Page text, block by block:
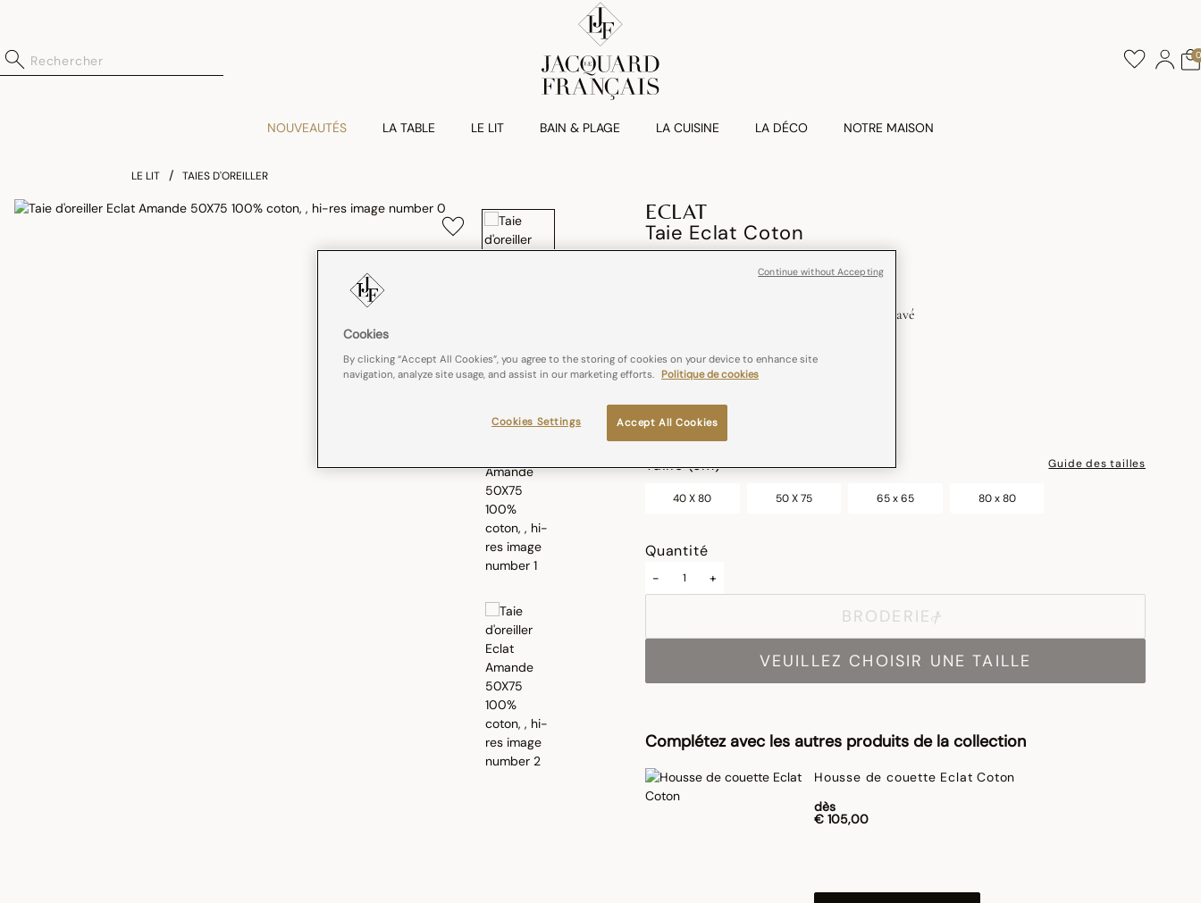
0
NOUVEAUTÉS LA TABLE LE LIT BAIN & PLAGE LA CUISINE LA DÉCO NOTRE MAISON
LE LIT TAIES D'OREILLER
ECLAT
Taie Eclat Coton
Lavé
Couleurs :Amande
sélectionné
Taille (cm) Guide des tailles
40 X 80 50 X 75 65 x 65 80 x 80
Quantité
- +
BRODERIE
VEUILLEZ CHOISIR UNE TAILLE
Complétez avec les autres produits de la collection
Housse de couette Eclat Coton
dès
€ 105,00
Cookies
By clicking “Accept All Cookies”, you agree to the storing of cookies on your device to enhance site
navigation, analyze site usage, and assist in our marketing efforts. Politique de cookies
Accept All Cookies
Cookies Settings
Continue without Accepting